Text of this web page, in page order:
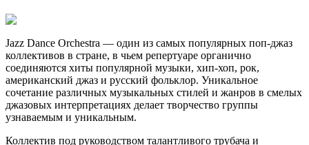
Jazz Dance Orchestra — один из самых популярных поп-джаз
коллективов в стране, в чьем репертуаре органично
соединяются хиты популярной музыки, хип-хоп, рок,
американский джаз и русский фольклор. Уникальное
сочетание различных музыкальных стилей и жанров в смелых
джазовых интерпретациях делает творчество группы
узнаваемым и уникальным.
Коллектив под руководством талантливого трубача и